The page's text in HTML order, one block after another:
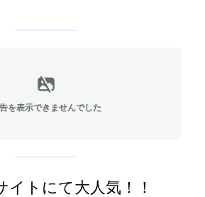
を表示できませんでした
イトにて大人気！！